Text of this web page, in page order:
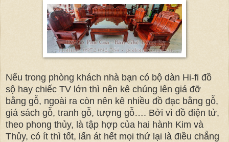
Nếu trong phòng khách nhà bạn có bộ dàn Hi-fi đồ
sộ hay chiếc TV lớn thì nên kê chúng lên giá đỡ
bằng gỗ, ngoài ra còn nên kê nhiều đồ đạc bằng gỗ,
giá sách gỗ, tranh gỗ, tượng gỗ…. Bởi vì đồ điện tử,
theo phong thủy, là tập hợp của hai hành Kim và
Thủy, có ít thì tốt, lấn át hết mọi thứ lại là điều chẳng